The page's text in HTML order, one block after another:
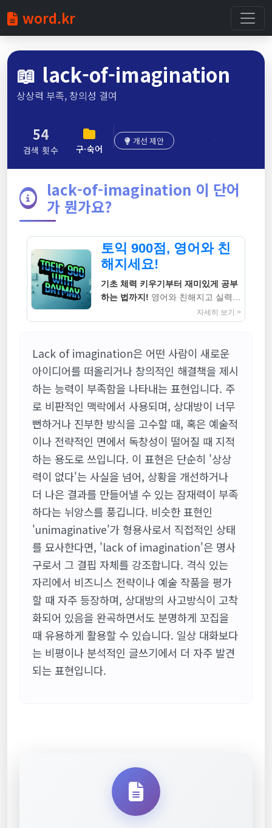
word.kr
📖 lack-of-imagination
상상력 부족, 창의성 결여
54
검색 횟수 구·숙어
개선 제안
lack-of-imagination 이 단어
가 뭔가요?
토익 900점, 영어와 친
해지세요!
기초 체력 키우기부터 재미있게 공부
하는 법까지! 영어와 친해지고 실력까
자세히 보기 >
Lack of imagination은 어떤 사람이 새로운
아이디어를 떠올리거나 창의적인 해결책을 제시
하는 능력이 부족함을 나타내는 표현입니다. 주
로 비판적인 맥락에서 사용되며, 상대방이 너무
뻔하거나 진부한 방식을 고수할 때, 혹은 예술적
이나 전략적인 면에서 독창성이 떨어질 때 지적
하는 용도로 쓰입니다. 이 표현은 단순히 '상상
력이 없다'는 사실을 넘어, 상황을 개선하거나
더 나은 결과를 만들어낼 수 있는 잠재력이 부족
하다는 뉘앙스를 풍깁니다. 비슷한 표현인
'unimaginative'가 형용사로서 직접적인 상태
를 묘사한다면, 'lack of imagination'은 명사
구로서 그 결핍 자체를 강조합니다. 격식 있는
자리에서 비즈니스 전략이나 예술 작품을 평가
할 때 자주 등장하며, 상대방의 사고방식이 고착
화되어 있음을 완곡하면서도 분명하게 꼬집을
때 유용하게 활용할 수 있습니다. 일상 대화보다
는 비평이나 분석적인 글쓰기에서 더 자주 발견
되는 표현입니다.